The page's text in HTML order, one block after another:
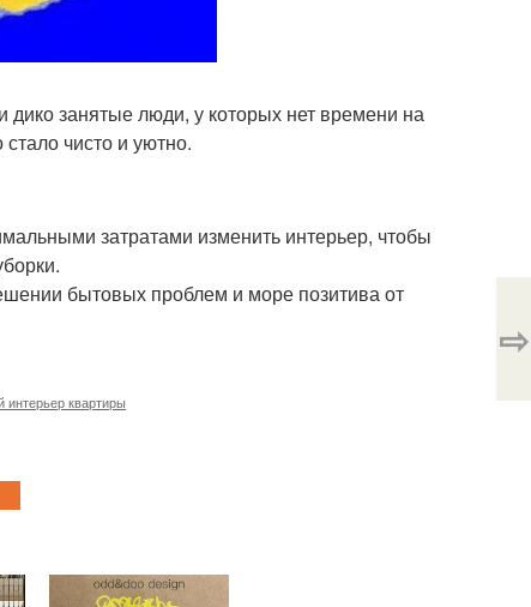
занятые люди, у которых нет времени на
чисто и уютно.
затратами изменить интерьер, чтобы
бытовых проблем и море позитива от
квартиры
⇨